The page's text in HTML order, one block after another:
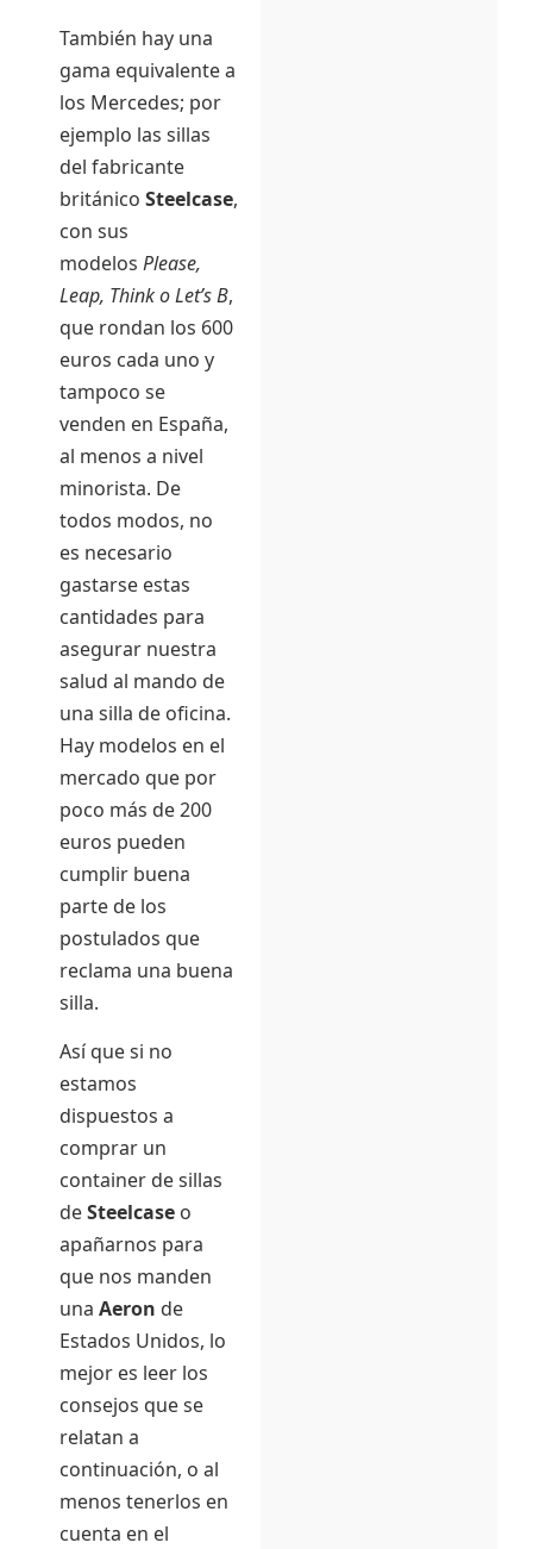
También hay una
gama equivalente a
los Mercedes; por
ejemplo las sillas
del fabricante
británico Steelcase,
con sus
modelos Please,
Leap, Think o Let’s B,
que rondan los 600
euros cada uno y
tampoco se
venden en España,
al menos a nivel
minorista. De
todos modos, no
es necesario
gastarse estas
cantidades para
asegurar nuestra
salud al mando de
una silla de oficina.
Hay modelos en el
mercado que por
poco más de 200
euros pueden
cumplir buena
parte de los
postulados que
reclama una buena
silla.
Así que si no
estamos
dispuestos a
comprar un
container de sillas
deSteelcase o
apañarnos para
que nos manden
una Aeron de
Estados Unidos, lo
mejor es leer los
consejos que se
relatan a
continuación, o al
menos tenerlos en
cuenta en el